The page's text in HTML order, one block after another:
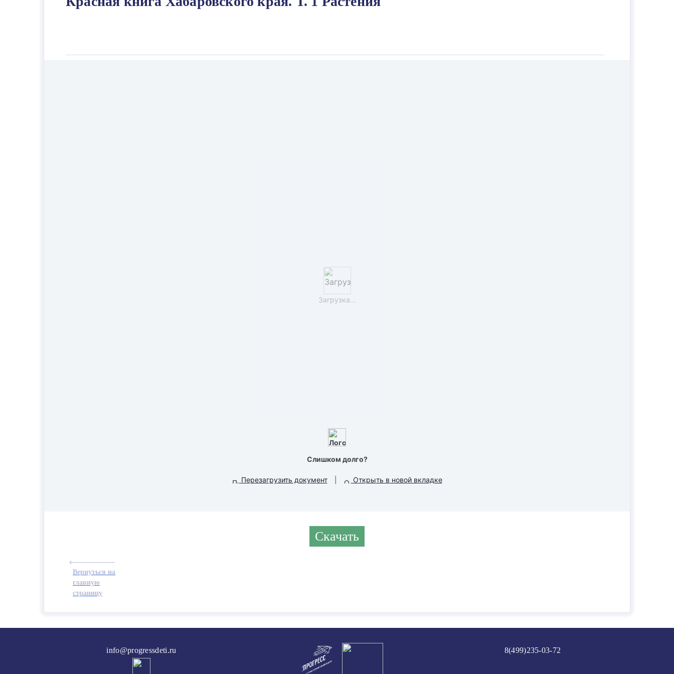
Загрузка...
Слишком долго?
Перезагрузить документ Открыть в новой вкладке
Скачать
Вернуться на
главную
страницу
info@progressdeti.ru 8(499)235-03-72